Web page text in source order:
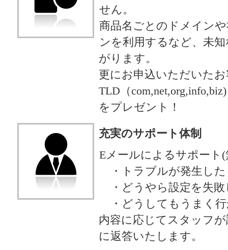
せん。
商品名ごとのドメイン
ンを利用するなど、未
がります。
更にお申込いただいた
TLD（
をプレゼント！
充実のサポート体制
Eメールによるサポート
・トラブルが発生した
・どうやら設定を失敗
・どうしてもうまく
内容に応じてスタッフ
に返答いたします。